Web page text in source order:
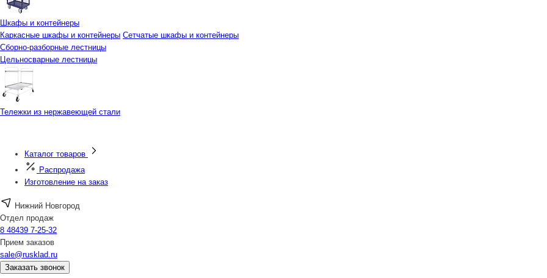
Шкафы и контейнеры
Каркасные шкафы и контейнеры Сетчатые шкафы и контейнеры
Сборно-разборные лестницы
Цельносварные лестницы
Тележки из нержавеющей стали
Каталог товаров
Распродажа
Изготовление на заказ
Нижний Новгород
Отдел продаж
8 48439 7-25-32
Прием заказов
sale@rusklad.ru
Заказать звонок